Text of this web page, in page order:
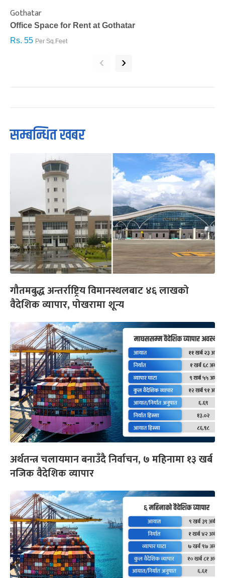
Gothatar
Office Space for Rent at Gothatar
Rs. 55 Per Sq.Feet
‹ ›
सम्बन्धित खबर
गौतमबुद्ध अन्तर्राष्ट्रिय विमानस्थलबाट ४६ लाखको
वैदेशिक व्यापार, पोखरामा शून्य
अर्थतन्त्र चलायमान बनाउँदै निर्वाचन, ७ महिनामा १३ खर्ब
नजिक वैदेशिक व्यापार